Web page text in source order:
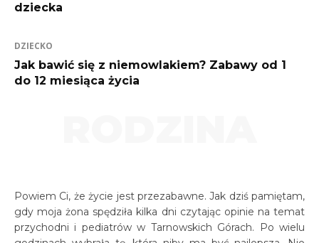
dziecka
DZIECKO
Jak bawić się z niemowlakiem? Zabawy od 1
do 12 miesiąca życia
Powiem Ci, że życie jest przezabawne. Jak dziś pamiętam,
gdy moja żona spędziła kilka dni czytając opinie na temat
przychodni i pediatrów w Tarnowskich Górach. Po wielu